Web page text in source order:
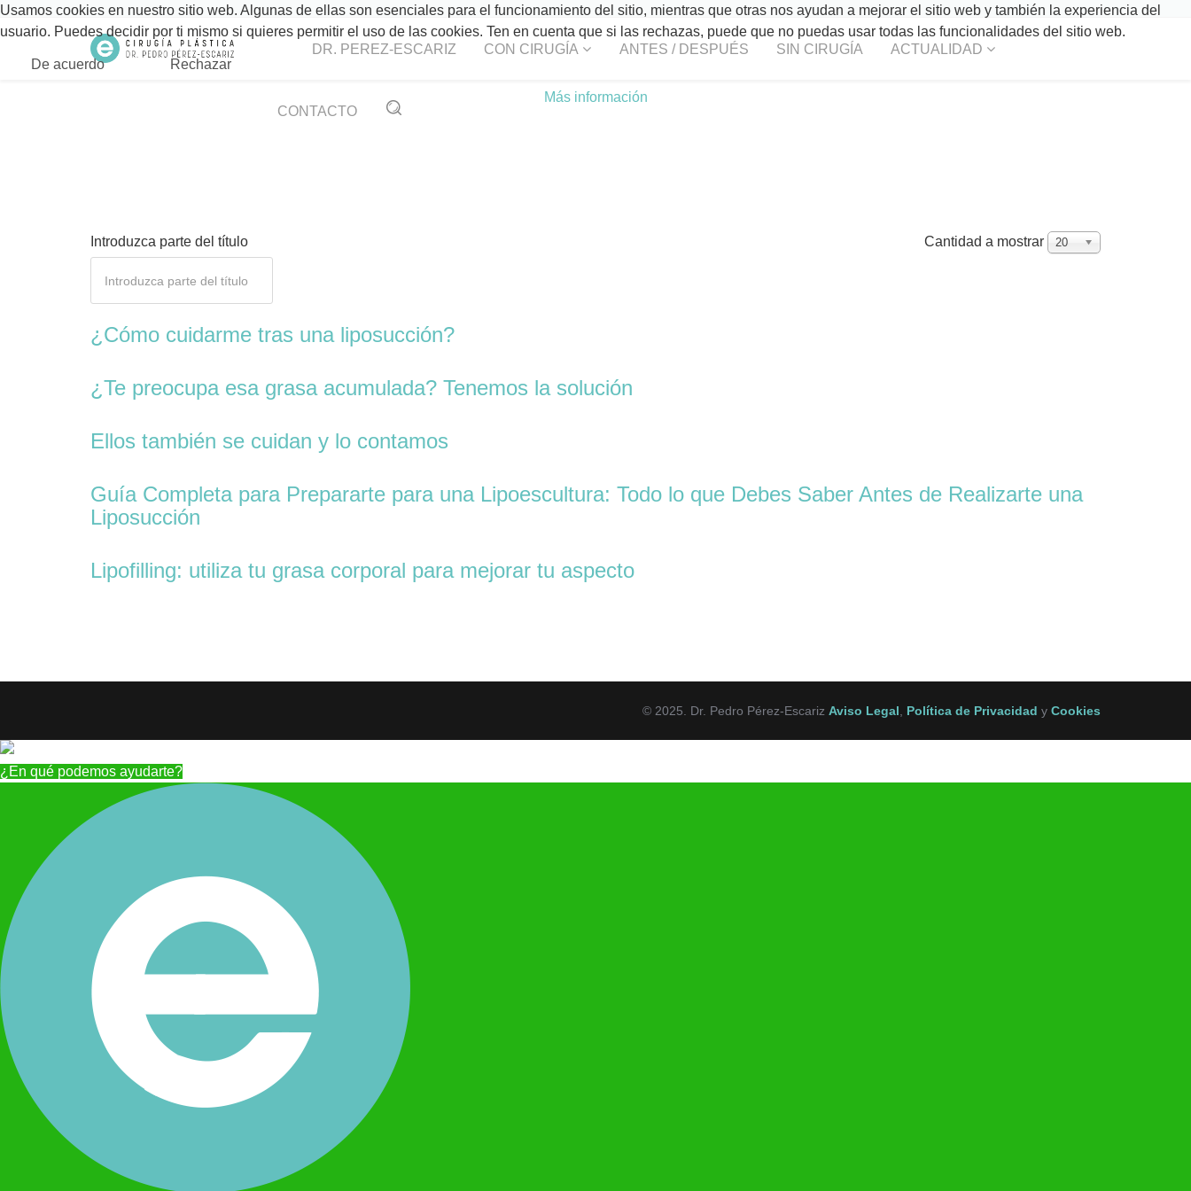
DR. PEREZ-ESCARIZ CON CIRUGÍA ANTES / DESPUÉS SIN CIRUGÍA ACTUALIDAD
CONTACTO
Introduzca parte del título Cantidad a mostrar 20
¿Cómo cuidarme tras una liposucción?
¿Te preocupa esa grasa acumulada? Tenemos la solución
Ellos también se cuidan y lo contamos
Guía Completa para Prepararte para una Lipoescultura: Todo lo que Debes Saber Antes de Realizarte una
Liposucción
Lipofilling: utiliza tu grasa corporal para mejorar tu aspecto
© 2025. Dr. Pedro Pérez-Escariz Aviso Legal Política de Privacidad y Cookies
¿En qué podemos ayudarte?
Usamos cookies en nuestro sitio web. Algunas de ellas son esenciales para el funcionamiento del sitio, mientras que otras nos ayudan a mejorar el sitio web y también la experiencia del
usuario. Puedes decidir por ti mismo si quieres permitir el uso de las cookies. Ten en cuenta que si las rechazas, puede que no puedas usar todas las funcionalidades del sitio web.
De acuerdo Rechazar
Más información